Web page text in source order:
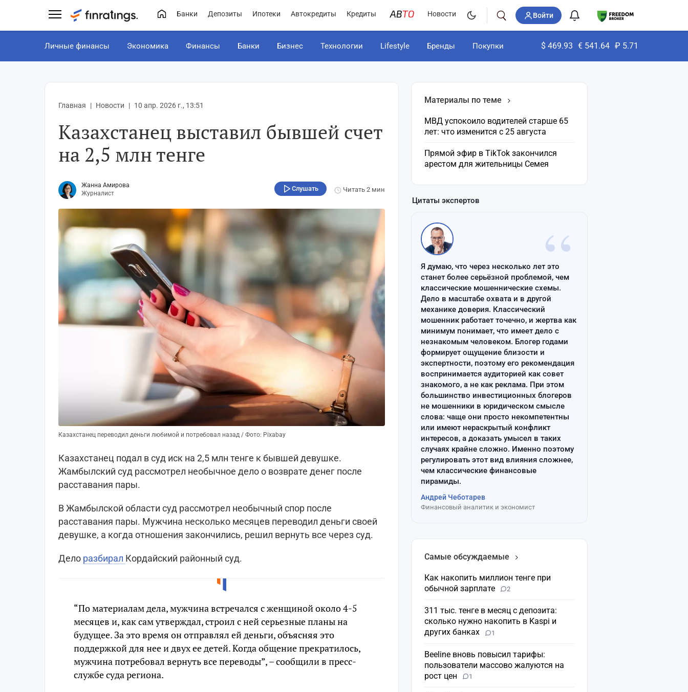
Банки Депозиты Ипотеки Автокредиты Кредиты Новости Войти
Личные финансы Экономика Финансы Банки Бизнес Технологии Lifestyle Бренды Покупки $ 469.93 € 541.64 ₽ 5.71
Главная Новости 10 апр. 2026 г., 13:51
Казахстанец выставил бывшей счет
на 2,5 млн тенге
Жанна Амирова
Журналист
Слушать Читать2 мин
Казахстанец переводил деньги любимой и потребовал назад / Фото: Pixabay
Казахстанец подал в суд иск на 2,5 млн тенге к бывшей девушке.
Жамбылский суд рассмотрел необычное дело о возврате денег после
расставания пары.
В Жамбылской области суд рассмотрел необычный спор после
расставания пары. Мужчина несколько месяцев переводил деньги своей
девушке, а когда отношения закончились, решил вернуть все через суд.
Дело разбирал Кордайский районный суд.
“По материалам дела, мужчина встречался с женщиной около 4-5
месяцев и, как сам утверждал, строил с ней серьезные планы на
будущее. За это время он отправлял ей деньги, объясняя это
поддержкой для нее и двух ее детей. Когда общение прекратилось,
мужчина потребовал вернуть все переводы”, – сообщили в пресс-
службе суда региона.
Материалы по теме
МВД успокоило водителей старше 65
лет: что изменится с 25 августа
Прямой эфир в TikTok закончился
арестом для жительницы Семея
Цитаты экспертов
“
Я думаю, что через несколько лет это
станет более серьёзной проблемой, чем
классические мошеннические схемы.
Дело в масштабе охвата и в другой
механике доверия. Классический
мошенник работает точечно, и жертва как
минимум понимает, что имеет дело с
незнакомым человеком. Блогер годами
формирует ощущение близости и
экспертности, поэтому его рекомендация
воспринимается аудиторией как совет
знакомого, а не как реклама. При этом
большинство инвестиционных блогеров
не мошенники в юридическом смысле
слова: чаще они просто некомпетентны
или имеют нераскрытый конфликт
интересов, а доказать умысел в таких
случаях крайне сложно. Именно поэтому
регулировать этот вид влияния сложнее,
чем классические финансовые
пирамиды.
Андрей Чеботарев
Финансовый аналитик и экономист
Самые обсуждаемые
Как накопить миллион тенге при
обычной зарплате
2
311 тыс. тенге в месяц с депозита:
сколько нужно накопить в Kaspi и
других банках
1
Beeline вновь повысил тарифы:
пользователи массово жалуются на
рост цен
1